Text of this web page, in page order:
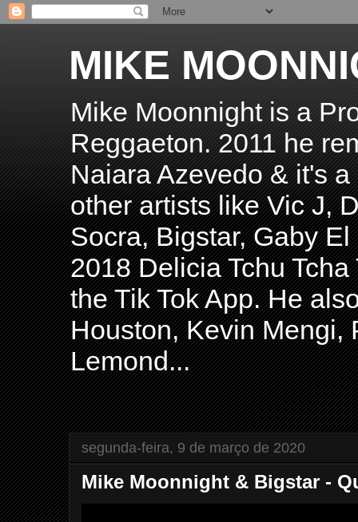
MIKE
Mike Moonnight is a
Reggaeton. 2011 he
Naiara Azevedo & it's
other artists like Vic J,
Socra, Bigstar, Gaby
2018 Delicia Tchu
the Tik Tok App. He
Houston, Kevin Mengi,
Lemond...
segunda-feira, 9 de março de 2020
Mike Moonnight & Bigstar -